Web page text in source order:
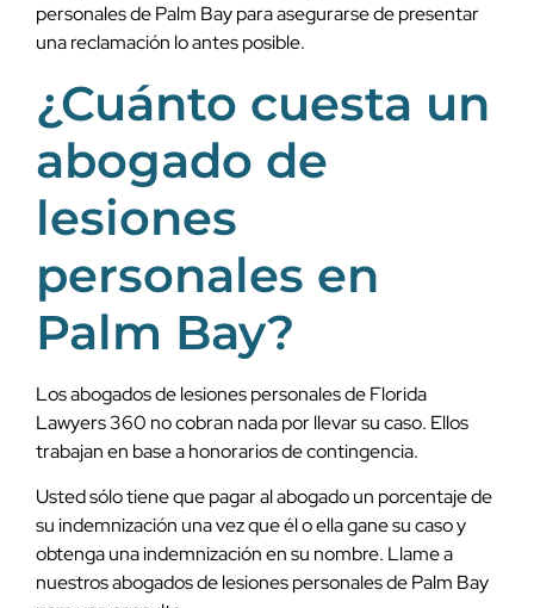
personales de Palm Bay para asegurarse de presentar
una reclamación lo antes posible.
¿Cuánto cuesta un
abogado de
lesiones
personales en
Palm Bay?
Los abogados de lesiones personales de Florida
Lawyers 360 no cobran nada por llevar su caso. Ellos
trabajan en base a honorarios de contingencia.
Usted sólo tiene que pagar al abogado un porcentaje de
su indemnización una vez que él o ella gane su caso y
obtenga una indemnización en su nombre. Llame a
nuestros abogados de lesiones personales de Palm Bay